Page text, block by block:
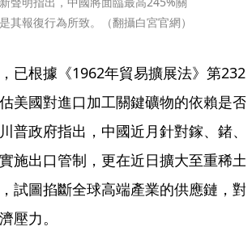
其報復行為所致。（翻攝白宮官網）
已根據《1962年貿易擴展法》第232
美國對進口加工關鍵礦物的依賴是否
普政府指出，中國近月針對鎵、鍺、
施出口管制，更在近日擴大至重稀土
試圖掐斷全球高端產業的供應鏈，對
壓力。